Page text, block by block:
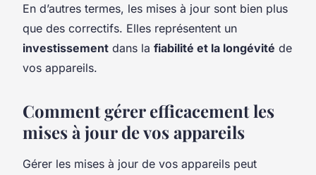
En d’autres termes, les mises à jour sont bien plus
que des correctifs. Elles représentent un
investissement dans la fiabilité et la longévité de
vos appareils.
Comment gérer efficacement les
mises à jour de vos appareils
Gérer les mises à jour de vos appareils peut